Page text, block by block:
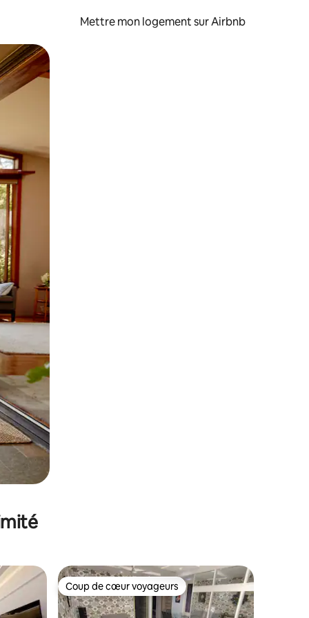
Mettre mon logement sur Airbnb
glisser.
Coup de cœur voyageurs
Coup de cœur voyageurs